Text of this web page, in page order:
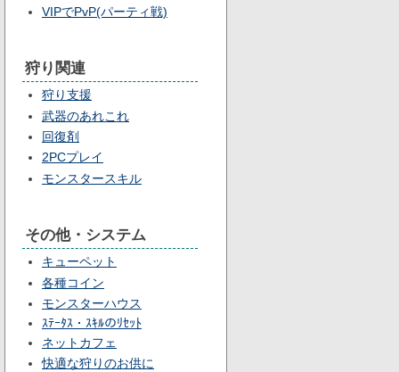
VIPでPvP(パーティ戦)
狩り関連
狩り支援
武器のあれこれ
回復剤
2PCプレイ
モンスタースキル
その他・システム
キューペット
各種コイン
モンスターハウス
ｽﾃｰﾀｽ・ｽｷﾙのﾘｾｯﾄ
ネットカフェ
快適な狩りのお供に